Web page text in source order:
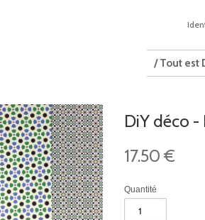
/ Tout est
DiY déco -
17.50 €
Quantité